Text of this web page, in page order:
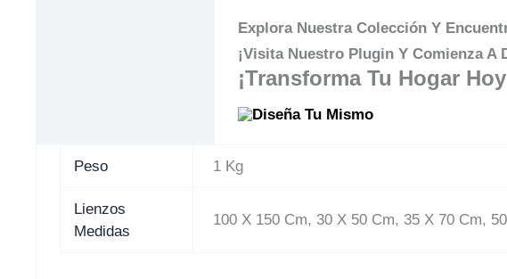
Explora Nuestra Colección Y
¡Visita Nuestro Plugin Y Comienza A
¡Transforma Tu Hogar
Peso 1 Kg
Lienzos
Medidas
100 X 150 Cm, 30 X 50 Cm, 35 X 70 Cm,